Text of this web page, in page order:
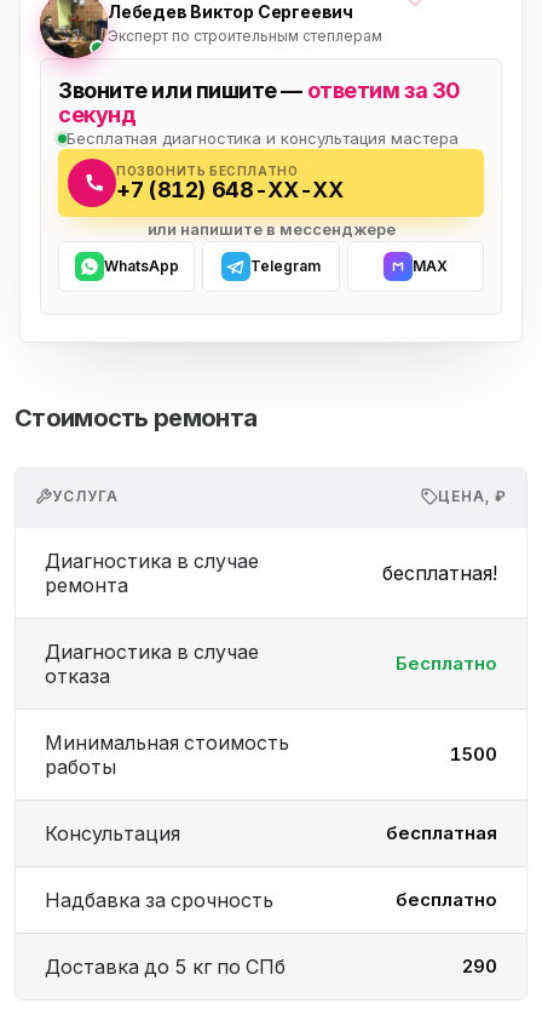
Лебедев Виктор Сергеевич
Эксперт по строительным степлерам
Звоните или пишите — ответим за 30
секунд
Бесплатная диагностика и консультация мастера
ПОЗВОНИТЬ БЕСПЛАТНО
+7 (812) 648-XX-XX
или напишите в мессенджере
WhatsApp Telegram MAX
Стоимость ремонта
УСЛУГА ЦЕНА, ₽
Диагностика в случае
ремонта
бесплатная!
Диагностика в случае
отказа
Бесплатно
Минимальная стоимость
работы
1500
Консультация бесплатная
Надбавка за срочность бесплатно
Доставка до 5 кг по СПб 290